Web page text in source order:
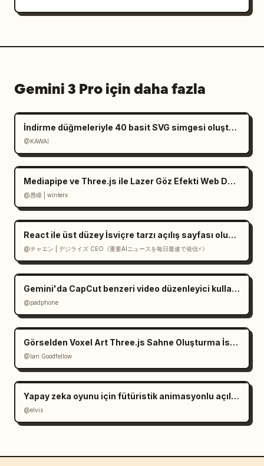
Gemini 3 Pro için daha fazla
İndirme düğmeleriyle 40 basit SVG simgesi oluşturun
@KAWAI
Mediapipe ve Three.js ile Lazer Göz Efekti Web Demosu
@愚瞳 | winterx
React ile üst düzey İsviçre tarzı açılış sayfası oluşturucu
@チャエン | デジライズ CEO《重要AIニュースを毎日最速で発信⚡️》
Gemini'da CapCut benzeri video düzenleyici kullanıcı arayüzü
@padphone
Görselden Voxel Art Three.js Sahne Oluşturma İstemcisi
@Ian Goodfellow
Yapay zeka oyunu için fütüristik animasyonlu açılış sayfası
@elvis